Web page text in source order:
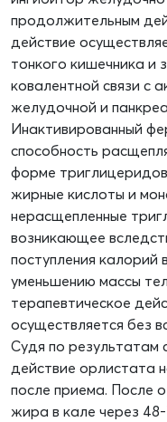
продолжительным
действие
тонкого кишечника и
ковалентной связи с
желудочной и
Инактивированный
способность
форме
жирные кислоты и
нерасщепленные
возникающее
поступления калорий
уменьшению массы
терапевтическое
осуществляется без
Судя по
действие орлистата
после приема. После
жира в кале через